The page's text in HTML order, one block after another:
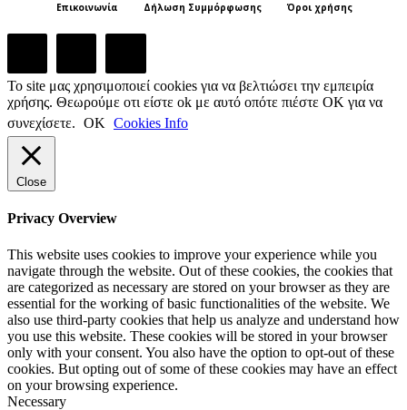
Επικοινωνία Δήλωση Συμμόρφωσης Όροι χρήσης
Το site μας χρησιμοποιεί cookies για να βελτιώσει την εμπειρία
χρήσης. Θεωρούμε οτι είστε ok με αυτό οπότε πιέστε ΟΚ για να
συνεχίσετε. ΟΚ Cookies Info
Close
Privacy Overview
This website uses cookies to improve your experience while you
navigate through the website. Out of these cookies, the cookies that
are categorized as necessary are stored on your browser as they are
essential for the working of basic functionalities of the website. We
also use third-party cookies that help us analyze and understand how
you use this website. These cookies will be stored in your browser
only with your consent. You also have the option to opt-out of these
cookies. But opting out of some of these cookies may have an effect
on your browsing experience.
Necessary